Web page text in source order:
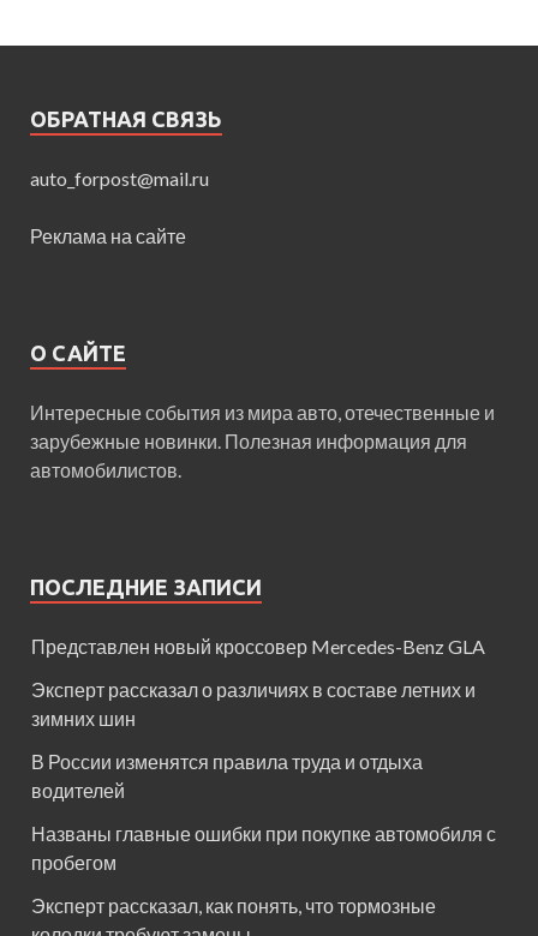
ОБРАТНАЯ СВЯЗЬ
auto_forpost@mail.ru
Реклама на сайте
О САЙТЕ
Интересные события из мира авто, отечественные и
зарубежные новинки. Полезная информация для
автомобилистов.
ПОСЛЕДНИЕ ЗАПИСИ
Представлен новый кроссовер Mercedes-Benz GLA
Эксперт рассказал о различиях в составе летних и
зимних шин
В России изменятся правила труда и отдыха
водителей
Названы главные ошибки при покупке автомобиля с
пробегом
Эксперт рассказал, как понять, что тормозные